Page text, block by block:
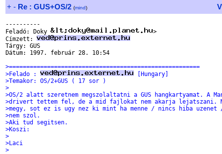
+ - Re : GUS+OS/2 (mind)
----------
Feladó: Doky
>
Címzett:
Tárgy: GUS
Dátum: 1997. február 28. 10:54
>=======================================================
>Felado :
[Hungary]
>Temakor: OS/2+GUS ( 17 sor )
>
>OS/2 alatt szeretnem megszolaltatni a GUS hangkartyamat. A
>drivert tettem fel, de a mid fajlokat nem akarja lejatszani.
>megy, sot ez is ugy nez ki mint ha menne / nincs hiba uzenet
>nem szol.
>Aki tud segitsen.
>Koszi:
>
>Laci
>